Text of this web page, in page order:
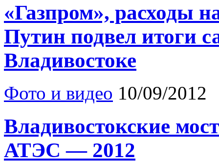
«Газпром», расходы
Путин подвел итоги
Владивостоке
Фото и видео 10/09/2012
Владивостокские
АТЭС — 2012